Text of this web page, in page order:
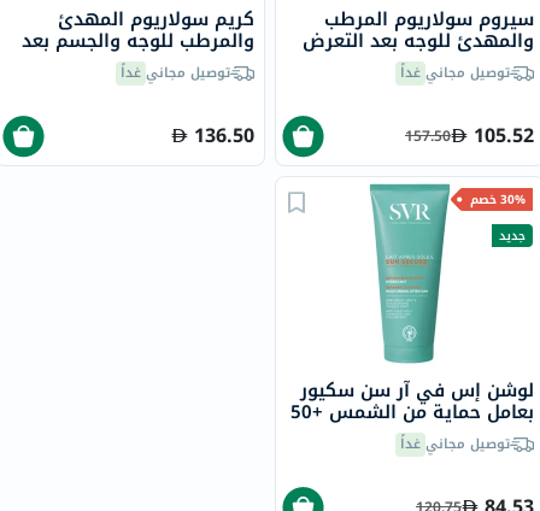
سيروم سولاريوم المرطب
والمهدئ للوجه بعد التعرض
لأشعة الشمس 50 مل
توصيل مجانيغداً
105.52
157.50
كريم سولاريوم المهدئ
والمرطب للوجه والجسم بعد
التعرض لأشعة الشمس 200
ملتوصيل مجانيغداً
136.50
30% خصم
جديد
لوشن إس في آر سن سكيور
بعامل حماية من الشمس +50
ل بعد التعرض للشمس، مرمم
و مهدئ - 200 مل
توصيل مجانيغداً